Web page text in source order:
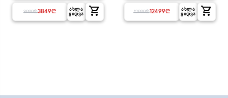
3999₾3849₾
ᲐᲮᲚᲐ
ᲧᲘᲓᲕᲐ
shopping_cart
16"WQXGA OLED Display
12999₾12499₾
ᲐᲮᲚᲐ
ᲧᲘᲓᲕᲐ
shopping_cart